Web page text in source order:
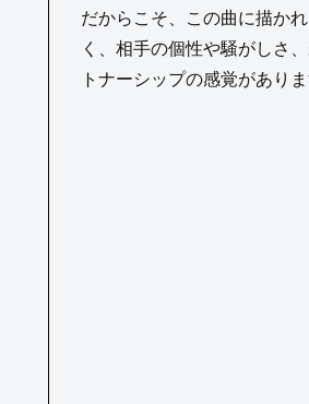
だからこそ、この曲に描か
く、相手の個性や騒がしさ
トナーシップの感覚がありま